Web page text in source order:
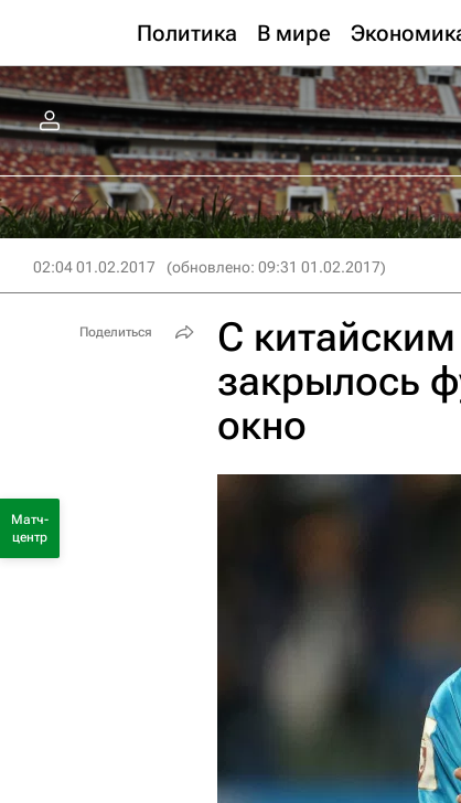
Политика В мире
02:04 01.02.2017 (обновлено: 09:31 01.02.2017)
С
закрылось
окно
Поделиться
Матч-
центр